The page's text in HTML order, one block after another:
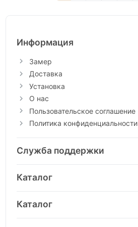
Информация
Замер
Доставка
Установка
О нас
Пользовательское соглашение
Политика конфиденциальности
Служба поддержки
Каталог
Каталог